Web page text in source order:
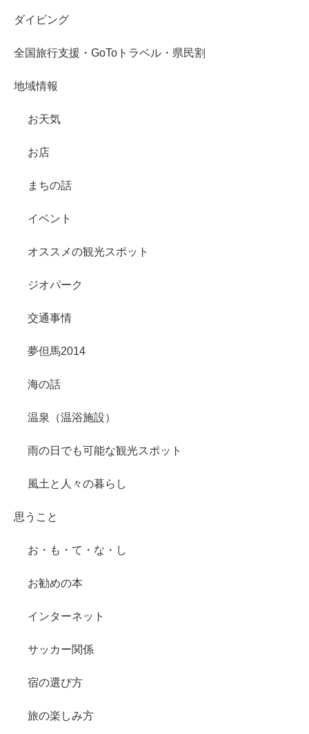
ダイビング
全国旅行支援・GoToトラベル・県民割
地域情報
お天気
お店
まちの話
イベント
オススメの観光スポット
ジオパーク
交通事情
夢但馬2014
海の話
温泉（温浴施設）
雨の日でも可能な観光スポット
風土と人々の暮らし
思うこと
お・も・て・な・し
お勧めの本
インターネット
サッカー関係
宿の選び方
旅の楽しみ方